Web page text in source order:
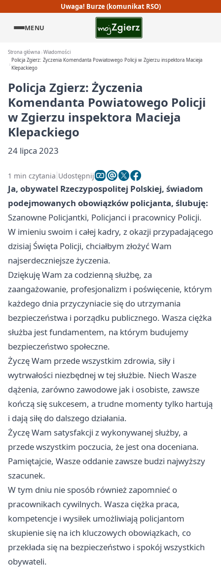
Uwaga! Burze (komunikat RSO)
MENU
Strona główna Wiadomości
Policja Zgierz: Życzenia Komendanta Powiatowego Policji w Zgierzu inspektora Macieja
Klepackiego
Policja Zgierz: Życzenia
Komendanta Powiatowego Policji
w Zgierzu inspektora Macieja
Klepackiego
24 lipca 2023
1 min czytania Udostępnij
Ja, obywatel Rzeczypospolitej Polskiej, świadom
podejmowanych obowiązków policjanta, ślubuję:
Szanowne Policjantki, Policjanci i pracownicy Policji.
W imieniu swoim i całej kadry, z okazji przypadającego
dzisiaj Święta Policji, chciałbym złożyć Wam
najserdeczniejsze życzenia.
Dziękuję Wam za codzienną służbę, za
zaangażowanie, profesjonalizm i poświęcenie, którym
każdego dnia przyczyniacie się do utrzymania
bezpieczeństwa i porządku publicznego. Wasza ciężka
służba jest fundamentem, na którym budujemy
bezpieczeństwo społeczne.
Życzę Wam przede wszystkim zdrowia, siły i
wytrwałości niezbędnej w tej służbie. Niech Wasze
dążenia, zarówno zawodowe jak i osobiste, zawsze
kończą się sukcesem, a trudne momenty tylko hartują
i dają siłę do dalszego działania.
Życzę Wam satysfakcji z wykonywanej służby, a
przede wszystkim poczucia, że jest ona doceniana.
Pamiętajcie, Wasze oddanie zawsze budzi najwyższy
szacunek.
W tym dniu nie sposób również zapomnieć o
pracownikach cywilnych. Wasza ciężka praca,
kompetencje i wysiłek umożliwiają policjantom
skupienie się na ich kluczowych obowiązkach, co
przekłada się na bezpieczeństwo i spokój wszystkich
obywateli.